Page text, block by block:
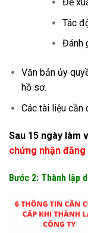
Tác
Đánh
Văn bản ủy
hồ sơ.
Các tài liệu cần
Sau 15 ngày làm
chứng nhận
Bước 2: Thành lập